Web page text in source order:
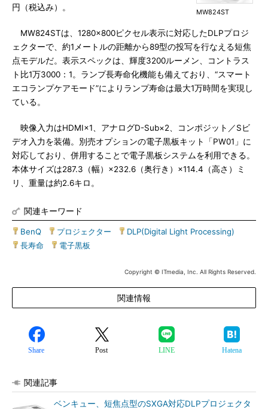
MW824ST
円（税込み）。
MW824STは、1280×800ピクセル表示に対応したDLPプロジ
ェクターで、約1メートルの距離から89型の投写を行なえる短焦
点モデルだ。表示スペックは、輝度3200ルーメン、コントラス
ト比1万3000：1。ランプ長寿命化機能も備えており、“スマート
エコランプケアモード”によりランプ寿命は最大1万時間を実現し
ている。
映像入力はHDMI×1、アナログD-Sub×2、コンポジット／Sビ
デオ入力を装備。別売オプションの電子黒板キット「PW01」に
対応しており、併用することで電子黒板システムを利用できる。
本体サイズは287.3（幅）×232.6（奥行き）×114.4（高さ）ミ
リ、重量は約2.6キロ。
関連キーワード
BenQ プロジェクター DLP(Digital Light Processing)
長寿命
電子黒板
Copyright © ITmedia, Inc. All Rights Reserved.
関連情報
Share Post LINE Hatena
関連記事
ベンキュー、短焦点型のSXGA対応DLPプロジェクタ